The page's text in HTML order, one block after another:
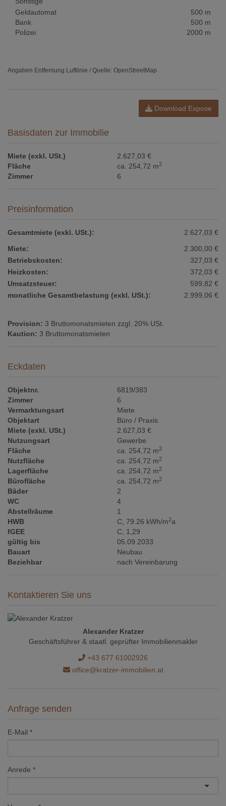
Geldautomat
500 m
Bank
500 m
Polizei
2000 m
Angaben Entfernung Luftlinie / Quelle: OpenStreetMap
Download Expose
Basisdaten zur Immobilie
Miete (exkl. USt.)
2.627,03 €
Fläche
ca. 254,72 m2
Zimmer 6
Preisinformation
Gesamtmiete (exkl. USt.):
2.627,03 €
Miete:
2.300,00 €
Betriebskosten:
327,03 €
Heizkosten:
372,03 €
Umsatzsteuer:
599,82 €
monatliche Gesamtbelastung (exkl. USt.):
2.999,06 €
Provision: 3 Bruttomonatsmieten zzgl. 20% USt.
Kaution: 3 Bruttomonatsmieten
Eckdaten
Objektnr.
6819/383
Zimmer
6
Vermarktungsart
Miete
Objektart
Büro / Praxis
Miete (exkl. USt.)
2.627,03 €
Nutzungsart
Gewerbe
Fläche
ca. 254,72 m2
Nutzfläche ca. 254,72 m2
Lagerfläche ca. 254,72 m2
Bürofläche ca. 254,72 m2
Bäder
2
WC
4
Abstellräume
1
HWB
C, 79.26 kWh/m2a
fGEE
C, 1,29
gültig bis
05.09.2033
Bauart
Neubau
Beziehbar
nach Vereinbarung
Kontaktieren Sie uns
Alexander Kratzer
Geschäftsführer & staatl. geprüfter Immobilienmakler
+43 677 61002926
office@kratzer-immobilien.at
Anfrage senden
E-Mail
Anrede